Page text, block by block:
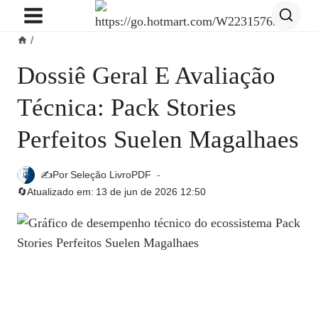
Pular
Conteúdo
/
Dossiê Geral E Avaliação
Técnica: Pack Stories
Perfeitos Suelen Magalhaes
✍️PorSeleção LivroPDF
🔄Atualizado em: 13 de jun de 2026 12:50